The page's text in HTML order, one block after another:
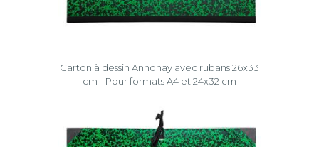
Carton à dessin Annonay avec rubans 26x33
cm - Pour formats A4 et 24x32 cm